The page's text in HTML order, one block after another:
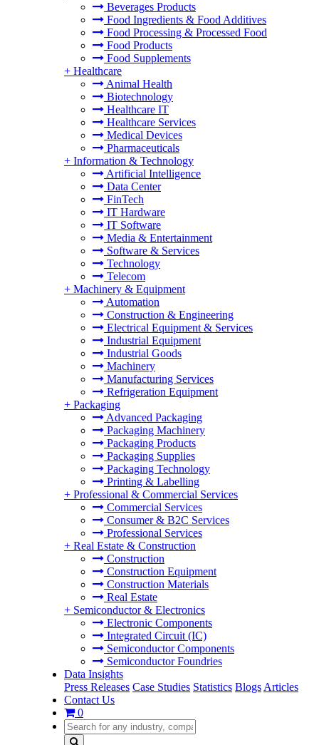
Beverages Products
Food Ingredients & Food Additives
Food Processing & Processed Food
Food Products
Food Supplements
+ Healthcare
Animal Health
Biotechnology
Healthcare IT
Healthcare Services
Medical Devices
Pharmaceuticals
+ Information & Technology
Artificial Intelligence
Data Center
FinTech
IT Hardware
IT Software
Media & Entertainment
Software & Services
Technology
Telecom
+ Machinery & Equipment
Automation
Construction & Engineering
Electrical Equipment & Services
Industrial Equipment
Industrial Goods
Machinery
Manufacturing Services
Refrigeration Equipment
+ Packaging
Advanced Packaging
Packaging Machinery
Packaging Products
Packaging Supplies
Packaging Technology
Printing & Labelling
+ Professional & Commercial Services
Commercial Services
Consumer & B2C Services
Professional Services
+ Real Estate & Construction
Construction
Construction Equipment
Construction Materials
Real Estate
+ Semiconductor & Electronics
Electronic Components
Integrated Circuit (IC)
Semiconductor Components
Semiconductor Foundries
Data Insights
Press Releases Case Studies Statistics Blogs Articles
Contact Us
0